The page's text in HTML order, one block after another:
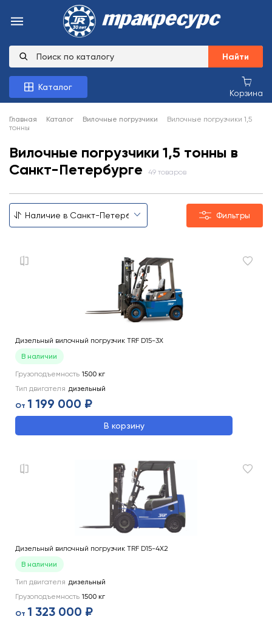
Найти
Каталог
Корзина
Главная Каталог Вилочные погрузчики
Вилочные погрузчики 1,5
тонны
Вилочные погрузчики 1,5 тонны в
Санкт-Петербурге
49 товаров
Фильтры
Дизельный вилочный погрузчик TRF D15-3X
В наличии
Грузоподъемность 1500 кг
Тип двигателя дизельный
От 1 199 000 ₽
В корзину
Дизельный вилочный погрузчик TRF D15-4X2
В наличии
Тип двигателя дизельный
Грузоподъемность 1500 кг
От 1 323 000 ₽